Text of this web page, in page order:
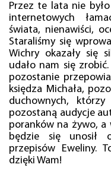
Przez te lata nie
internetowych
świata, nienawiści,
Staraliśmy się
Wichry okazały się
udało nam się
pozostanie
księdza Michała,
duchownych,
pozostaną audycje
poranków na żywo, a
będzie się unosił
przepisów Eweliny.
dzięki Wam!